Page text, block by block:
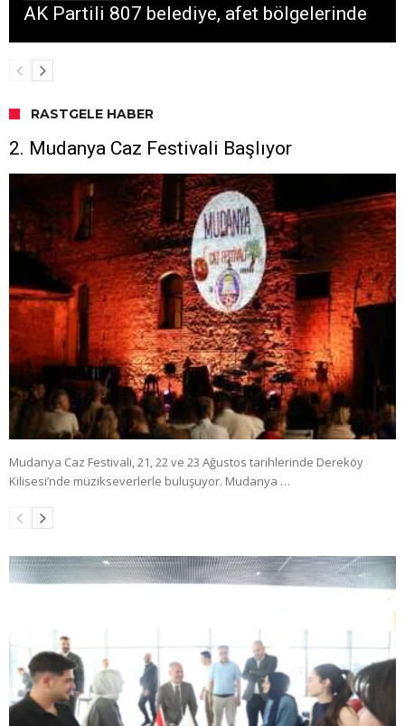
AK Partili 807 belediye, afet bölgelerinde
RASTGELE HABER
2. Mudanya Caz Festivali Başlıyor
Mudanya Caz Festivali, 21, 22 ve 23 Ağustos tarihlerinde Dereköy
Kilisesi’nde müzikseverlerle buluşuyor. Mudanya …